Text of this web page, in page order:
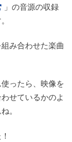
」の音源の収録
み合わせた楽曲
ったら、映像を
せているかのよ
。